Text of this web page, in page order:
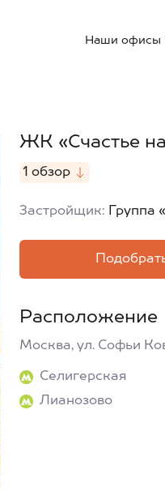
Наши офисы
ЖК «Счастье
1 обзор
Застройщик: Группа
Расположение
Москва, ул. Софьи
Селигерская
Лианозово